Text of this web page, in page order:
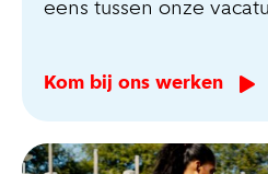
eens tussen onze
Kom bij ons werken